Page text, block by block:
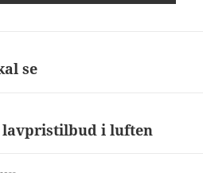
se
lavpristilbud i luften